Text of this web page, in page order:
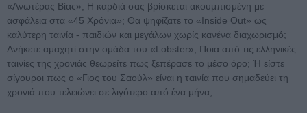
«Ανωτέρας Βίας»; Η καρδιά σας βρίσκεται ακουμπισμένη με
ασφάλεια στα «45 Χρόνια»; Θα ψηφίζατε το «Inside Out» ως
καλύτερη ταινία - παιδιών και μεγάλων χωρίς κανένα διαχωρισμό;
Ανήκετε αμαχητί στην ομάδα του «Lobster»; Ποια από τις ελληνικές
ταινίες της χρονιάς θεωρείτε πως ξεπέρασε το μέσο όρο; Ή είστε
σίγουροι πως ο «Γιος του Σαούλ» είναι η ταινία που σημαδεύει τη
χρονιά που τελειώνει σε λιγότερο από ένα μήνα;